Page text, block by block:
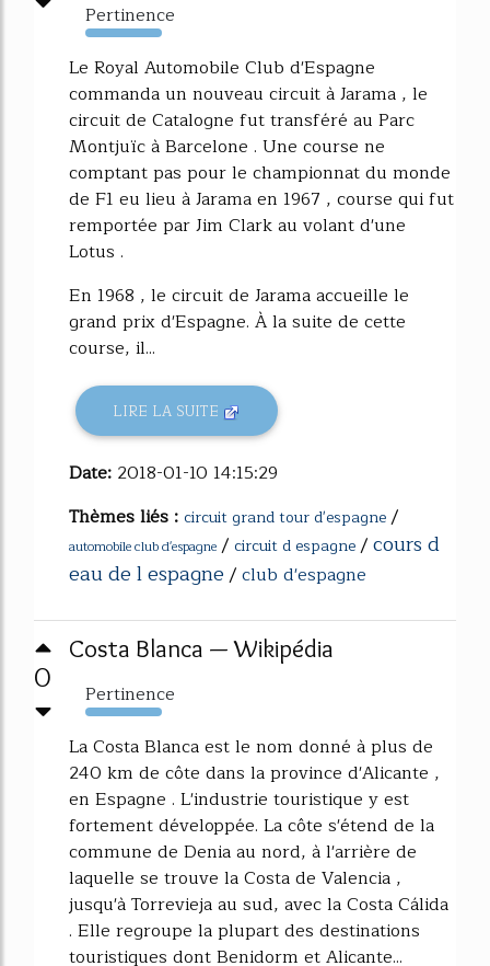
Pertinence
429%
Le Royal Automobile Club d'Espagne
commanda un nouveau circuit à Jarama , le
circuit de Catalogne fut transféré au Parc
Montjuïc à Barcelone . Une course ne
comptant pas pour le championnat du monde
de F1 eu lieu à Jarama en 1967 , course qui fut
remportée par Jim Clark au volant d'une
Lotus .
En 1968 , le circuit de Jarama accueille le
grand prix d'Espagne. À la suite de cette
course, il...
LIRE LA SUITE
Date: 2018-01-10 14:15:29
Thèmes liés : circuit grand tour d'espagne/
automobile club d'espagne / circuit d espagne/cours d
eau de l espagne/club d'espagne
0
Costa Blanca — Wikipédia
Pertinence
415%
La Costa Blanca est le nom donné à plus de
240 km de côte dans la province d'Alicante ,
en Espagne . L'industrie touristique y est
fortement développée. La côte s'étend de la
commune de Denia au nord, à l'arrière de
laquelle se trouve la Costa de Valencia ,
jusqu'à Torrevieja au sud, avec la Costa Cálida
. Elle regroupe la plupart des destinations
touristiques dont Benidorm et Alicante...